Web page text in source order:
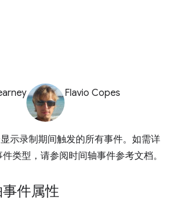
Flavio Copes
示录制期间触发的所有事件。如需详
类型，请参阅时间轴事件参考文档。
件属性